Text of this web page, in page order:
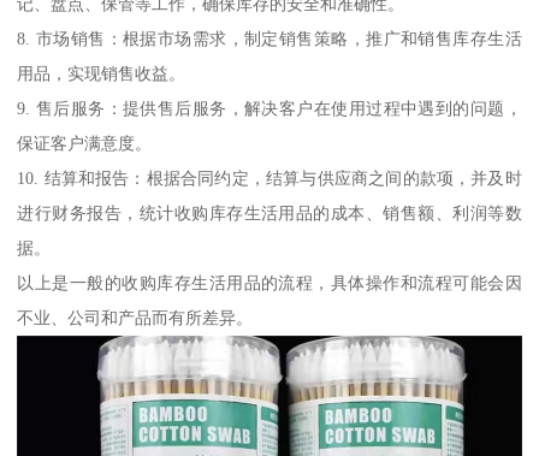
8. 市场销售：根据市场需求，制定销售策略，推广和销售库存生活
用品，实现销售收益。
9. 售后服务：提供售后服务，解决客户在使用过程中遇到的问题，
保证客户满意度。
10. 结算和报告：根据合同约定，结算与供应商之间的款项，并及时
进行财务报告，统计收购库存生活用品的成本、销售额、利润等数
据。
以上是一般的收购库存生活用品的流程，具体操作和流程可能会因
不业、公司和产品而有所差异。